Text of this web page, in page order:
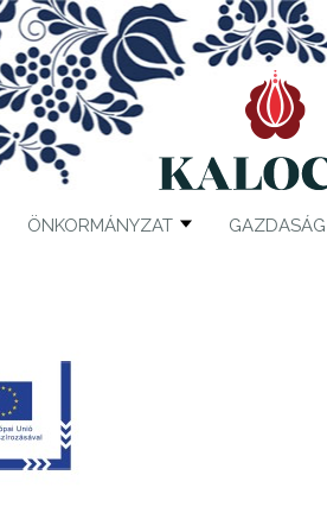
ÖNKORMÁNYZAT GAZDASÁG